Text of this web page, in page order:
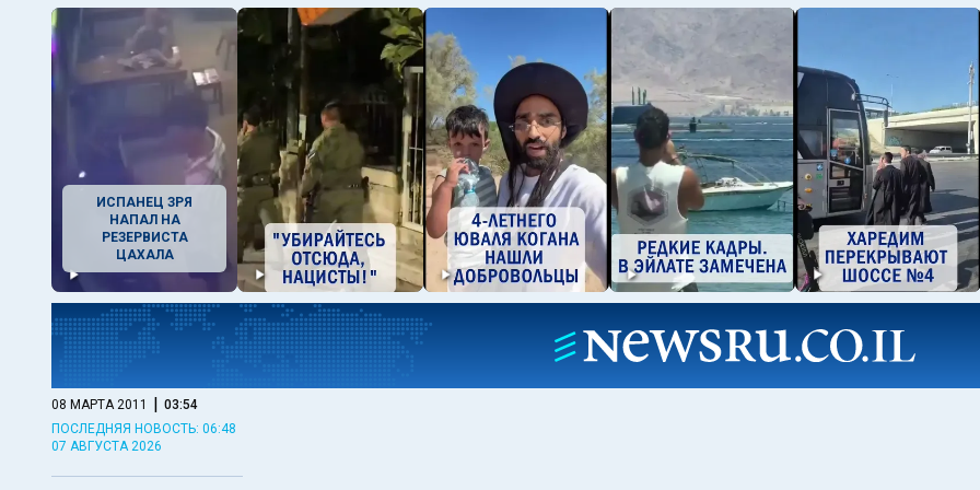
ИСПАНЕЦ ЗРЯ
НАПАЛ НА
РЕЗЕРВИСТА
ЦАХАЛА
08 МАРТА 2011 | 03:54
ПОСЛЕДНЯЯ НОВОСТЬ: 06:48
07 АВГУСТА 2026